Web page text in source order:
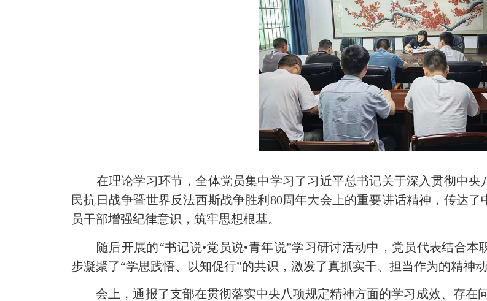
在理论学习环节，全体党员集中学习了习近平总书记关于深入贯彻中央
民抗日战争暨世界反法西斯战争胜利80周年大会上的重要讲话精神，传达
员干部增强纪律意识，筑牢思想根基。
随后开展的“书记说•党员说•青年说”学习研讨活动中，党员代表结合本
步凝聚了“学思践悟、以知促行”的共识，激发了真抓实干、担当作为的精神动
会上，通报了支部在贯彻落实中央八项规定精神方面的学习成效、存在